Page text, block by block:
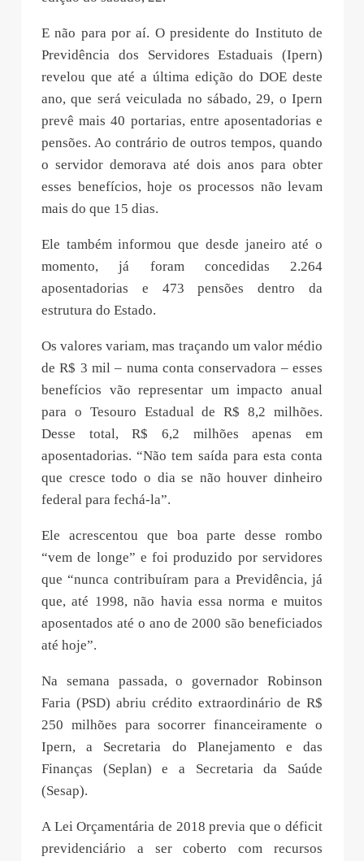
E não para por aí. O presidente do Instituto de
Previdência dos Servidores Estaduais (Ipern)
revelou que até a última edição do DOE deste
ano, que será veiculada no sábado, 29, o Ipern
prevê mais 40 portarias, entre aposentadorias e
pensões. Ao contrário de outros tempos, quando
o servidor demorava até dois anos para obter
esses benefícios, hoje os processos não levam
mais do que 15 dias.
Ele também informou que desde janeiro até o
momento, já foram concedidas 2.264
aposentadorias e 473 pensões dentro da
estrutura do Estado.
Os valores variam, mas traçando um valor médio
de R$ 3 mil – numa conta conservadora – esses
benefícios vão representar um impacto anual
para o Tesouro Estadual de R$ 8,2 milhões.
Desse total, R$ 6,2 milhões apenas em
aposentadorias. “Não tem saída para esta conta
que cresce todo o dia se não houver dinheiro
federal para fechá-la”.
Ele acrescentou que boa parte desse rombo
“vem de longe” e foi produzido por servidores
que “nunca contribuíram para a Previdência, já
que, até 1998, não havia essa norma e muitos
aposentados até o ano de 2000 são beneficiados
até hoje”.
Na semana passada, o governador Robinson
Faria (PSD) abriu crédito extraordinário de R$
250 milhões para socorrer financeiramente o
Ipern, a Secretaria do Planejamento e das
Finanças (Seplan) e a Secretaria da Saúde
(Sesap).
A Lei Orçamentária de 2018 previa que o déficit
previdenciário a ser coberto com recursos